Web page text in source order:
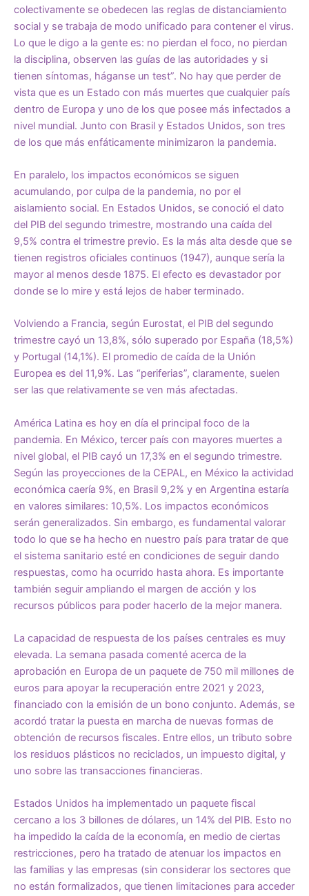
colectivamente se obedecen las reglas de distanciamiento
social y se trabaja de modo unificado para contener el virus.
Lo que le digo a la gente es: no pierdan el foco, no pierdan
la disciplina, observen las guías de las autoridades y si
tienen síntomas, háganse un test”. No hay que perder de
vista que es un Estado con más muertes que cualquier país
dentro de Europa y uno de los que posee más infectados a
nivel mundial. Junto con Brasil y Estados Unidos, son tres
de los que más enfáticamente minimizaron la pandemia.
En paralelo, los impactos económicos se siguen
acumulando, por culpa de la pandemia, no por el
aislamiento social. En Estados Unidos, se conoció el dato
del PIB del segundo trimestre, mostrando una caída del
9,5% contra el trimestre previo. Es la más alta desde que se
tienen registros oficiales continuos (1947), aunque sería la
mayor al menos desde 1875. El efecto es devastador por
donde se lo mire y está lejos de haber terminado.
Volviendo a Francia, según Eurostat, el PIB del segundo
trimestre cayó un 13,8%, sólo superado por España (18,5%)
y Portugal (14,1%). El promedio de caída de la Unión
Europea es del 11,9%. Las “periferias”, claramente, suelen
ser las que relativamente se ven más afectadas.
América Latina es hoy en día el principal foco de la
pandemia. En México, tercer país con mayores muertes a
nivel global, el PIB cayó un 17,3% en el segundo trimestre.
Según las proyecciones de la CEPAL, en México la actividad
económica caería 9%, en Brasil 9,2% y en Argentina estaría
en valores similares: 10,5%. Los impactos económicos
serán generalizados. Sin embargo, es fundamental valorar
todo lo que se ha hecho en nuestro país para tratar de que
el sistema sanitario esté en condiciones de seguir dando
respuestas, como ha ocurrido hasta ahora. Es importante
también seguir ampliando el margen de acción y los
recursos públicos para poder hacerlo de la mejor manera.
La capacidad de respuesta de los países centrales es muy
elevada. La semana pasada comenté acerca de la
aprobación en Europa de un paquete de 750 mil millones de
euros para apoyar la recuperación entre 2021 y 2023,
financiado con la emisión de un bono conjunto. Además, se
acordó tratar la puesta en marcha de nuevas formas de
obtención de recursos fiscales. Entre ellos, un tributo sobre
los residuos plásticos no reciclados, un impuesto digital, y
uno sobre las transacciones financieras.
Estados Unidos ha implementado un paquete fiscal
cercano a los 3 billones de dólares, un 14% del PIB. Esto no
ha impedido la caída de la economía, en medio de ciertas
restricciones, pero ha tratado de atenuar los impactos en
las familias y las empresas (sin considerar los sectores que
no están formalizados, que tienen limitaciones para acceder